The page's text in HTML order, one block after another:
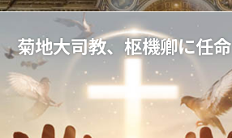
菊地大司教、枢機卿に任命